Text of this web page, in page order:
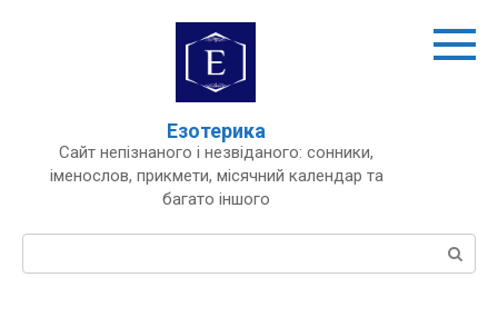
Езотерика
Сайт непізнаного і незвіданого: сонники,
іменослов, прикмети, місячний календар та
багато іншого
Пошук: